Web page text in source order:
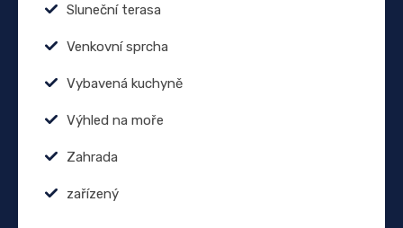
Sluneční terasa
Venkovní sprcha
Vybavená kuchyně
Výhled na moře
Zahrada
zařízený